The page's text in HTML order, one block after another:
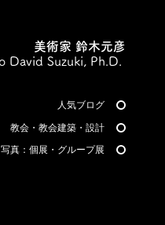
美術家 鈴木元彦
Suzuki, Ph.D.
人気ブログ
教会・教会建築・設計
真：個展・グループ展